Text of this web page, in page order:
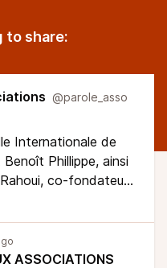
to share:
@parole_asso
Internationale de
Phillippe, ainsi
co-fondateur
nos questions ce
lundi 11 à 17h et
ASSOCIATIONS